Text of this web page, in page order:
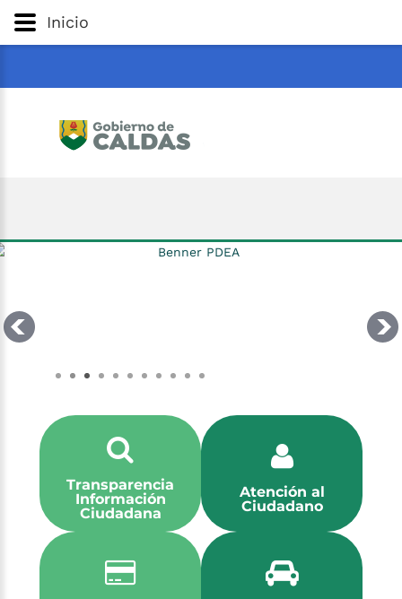
Gobernación
Inicio
Transparencia
Información
Ciudadana
Atención al
Ciudadano